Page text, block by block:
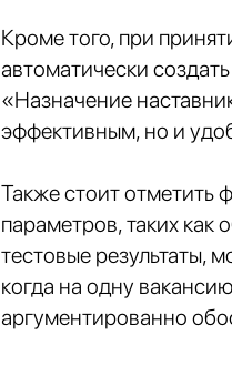
Кроме того, при
автоматически
«Назначение
эффективным, но и
Также стоит отметить
параметров, таких
тестовые результаты,
когда на одну
аргументированно